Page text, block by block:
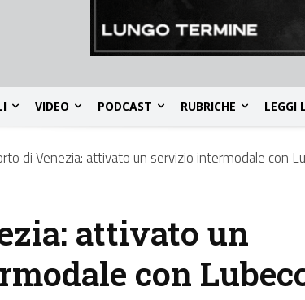
VIDEO PODCAST RUBRICHE LEGGI
di Venezia: attivato un servizio intermodale con
attivato un
con